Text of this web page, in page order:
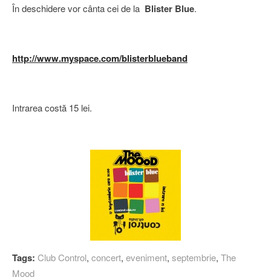
În deschidere vor cânta cei de la Blister Blue.
http://www.myspace.com/blisterblueband
Intrarea costă 15 lei.
Tags: Club Control, concert, eveniment, septembrie, The
Mood